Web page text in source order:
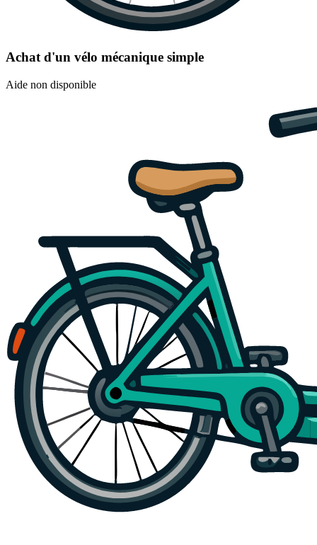
Achat d'un vélo mécanique simple
Aide non disponible